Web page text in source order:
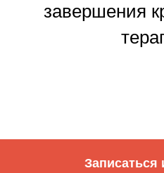
завершения
Записаться